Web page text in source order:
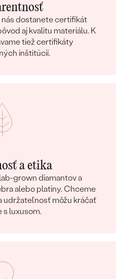
nás dostanete certifikát
aj kvalitu materiálu. K
tiež certifikáty
inštitúcií.
a etika
grown diamantov a
alebo platiny. Chceme
udržateľnosť môžu kráčať
s luxusom.